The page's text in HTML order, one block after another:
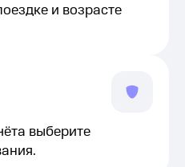
и возрасте
выберите